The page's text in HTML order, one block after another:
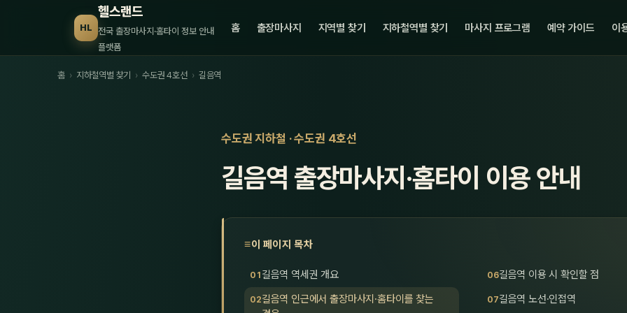
HL
헬스랜드
전국 출장마사지·홈타이 정보 안내
플랫폼
홈 출장마사지 지역별 찾기 지하철역별 찾기 마사지 프로그램 예약 가이드 이
홈 › 지하철역별 찾기 › 수도권 4호선 › 길음역
수도권 지하철 · 수도권 4호선
길음역 출장마사지·홈타이 이용 안내
이 페이지 목차
길음역 역세권 개요
길음역 인근에서 출장마사지·홈타이를 찾는
길음역 이용 시 확인할 점
길음역 노선·인접역